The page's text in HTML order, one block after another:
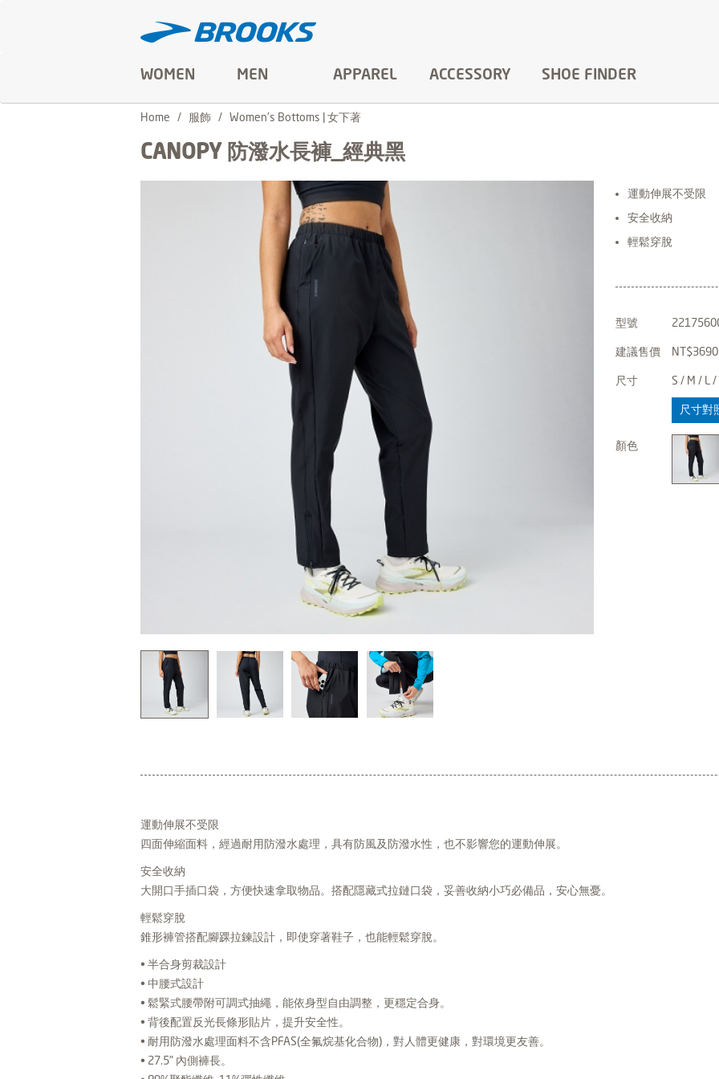
WOMEN MEN APPAREL ACCESSORY SHOE FINDER
Home 服飾 Women's Bottoms | 女下著
CANOPY 防潑水長褲_經典黑
運動伸展不受限
安全收納
輕鬆穿脫
型號
建議售價 NT$3690
尺寸 S / M / L /
尺寸對
顏色
運動伸展不受限
四面伸縮面料，經過耐用防潑水處理，具有防風及防潑水性，也不影響您的運動伸展。
安全收納
大開口手插口袋，方便快速拿取物品。搭配隱藏式拉鏈口袋，妥善收納小巧必備品，安心無憂。
輕鬆穿脫
錐形褲管搭配腳踝拉鍊設計，即使穿著鞋子，也能輕鬆穿脫。
• 半合身剪裁設計
• 中腰式設計
• 鬆緊式腰帶附可調式抽繩，能依身型自由調整，更穩定合身。
• 背後配置反光長條形貼片，提升安全性。
• 耐用防潑水處理面料不含PFAS(全氟烷基化合物)，對人體更健康，對環境更友善。
• 27.5" 內側褲長。